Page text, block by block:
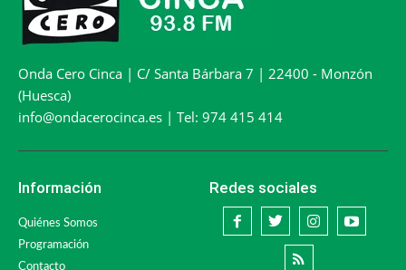
Onda Cero Cinca | C/ Santa Bárbara 7 | 22400 - Monzón
(Huesca)
info@ondacerocinca.es | Tel: 974 415 414
Información
Quiénes Somos
Programación
Contacto
Redes sociales